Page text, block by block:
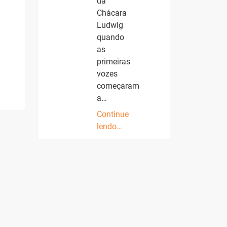
Chácara
Ludwig
quando
as
primeiras
vozes
começaram
a…
Continue
lendo…